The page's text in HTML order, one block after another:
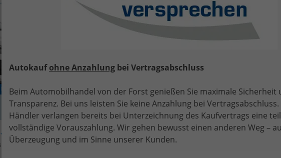
14.205,– €
incl. 19% MwSt.
UVL: 3,5 - 5 Monate 15.325,– €
ab 119,– € mtl.
Autokaufohne Anzahlung bei Vertragsabschluss
Beim Automobilhandel von der Forst genießen Sie maximale Sicherheit
Transparenz. Bei uns leisten Sie keine Anzahlung bei Vertragsabschluss.
Händler verlangen bereits bei Unterzeichnung des Kaufvertrags eine
vollständige Vorauszahlung. Wir gehen bewusst einen anderen Weg –
Überzeugung und im Sinne unserer Kunden.